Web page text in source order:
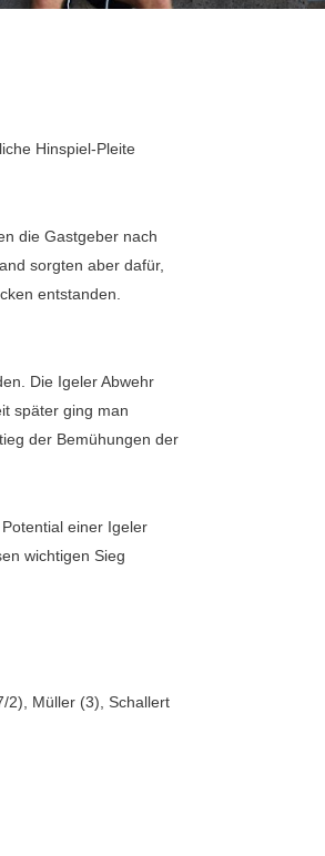
Hinspiel-Pleite
die Gastgeber nach
sorgten aber dafür,
entstanden.
Die Igeler Abwehr
später ging man
der Bemühungen der
einer Igeler
wichtigen Sieg
2), Müller (3), Schallert